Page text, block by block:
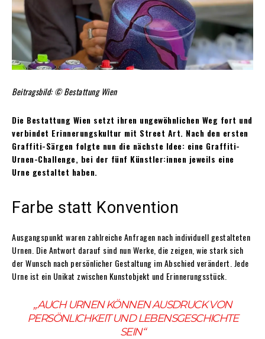
Beitragsbild: © Bestattung Wien
Die Bestattung Wien setzt ihren ungewöhnlichen Weg fort und
verbindet Erinnerungskultur mit Street Art. Nach den ersten
Graffiti-Särgen folgte nun die nächste Idee: eine Graffiti-
Urnen-Challenge, bei der fünf Künstler:innen jeweils eine
Urne gestaltet haben.
Farbe statt Konvention
Ausgangspunkt waren zahlreiche Anfragen nach individuell gestalteten
Urnen. Die Antwort darauf sind nun Werke, die zeigen, wie stark sich
der Wunsch nach persönlicher Gestaltung im Abschied verändert. Jede
Urne ist ein Unikat zwischen Kunstobjekt und Erinnerungsstück.
„AUCH URNEN KÖNNEN AUSDRUCK VON
PERSÖNLICHKEIT UND LEBENSGESCHICHTE
SEIN“